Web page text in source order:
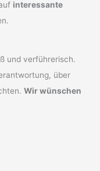
interessante
und verführerisch.
über
Wir wünschen